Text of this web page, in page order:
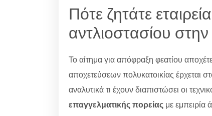
Πότε ζητάτε
αντλιοστασίου
Το αίτημα για απόφραξη φεατίου
αποχετεύσεων πολυκατοικίας έρχεται
αναλυτικά τι έχουν διαπιστώσει οι
επαγγελματικής πορείας με